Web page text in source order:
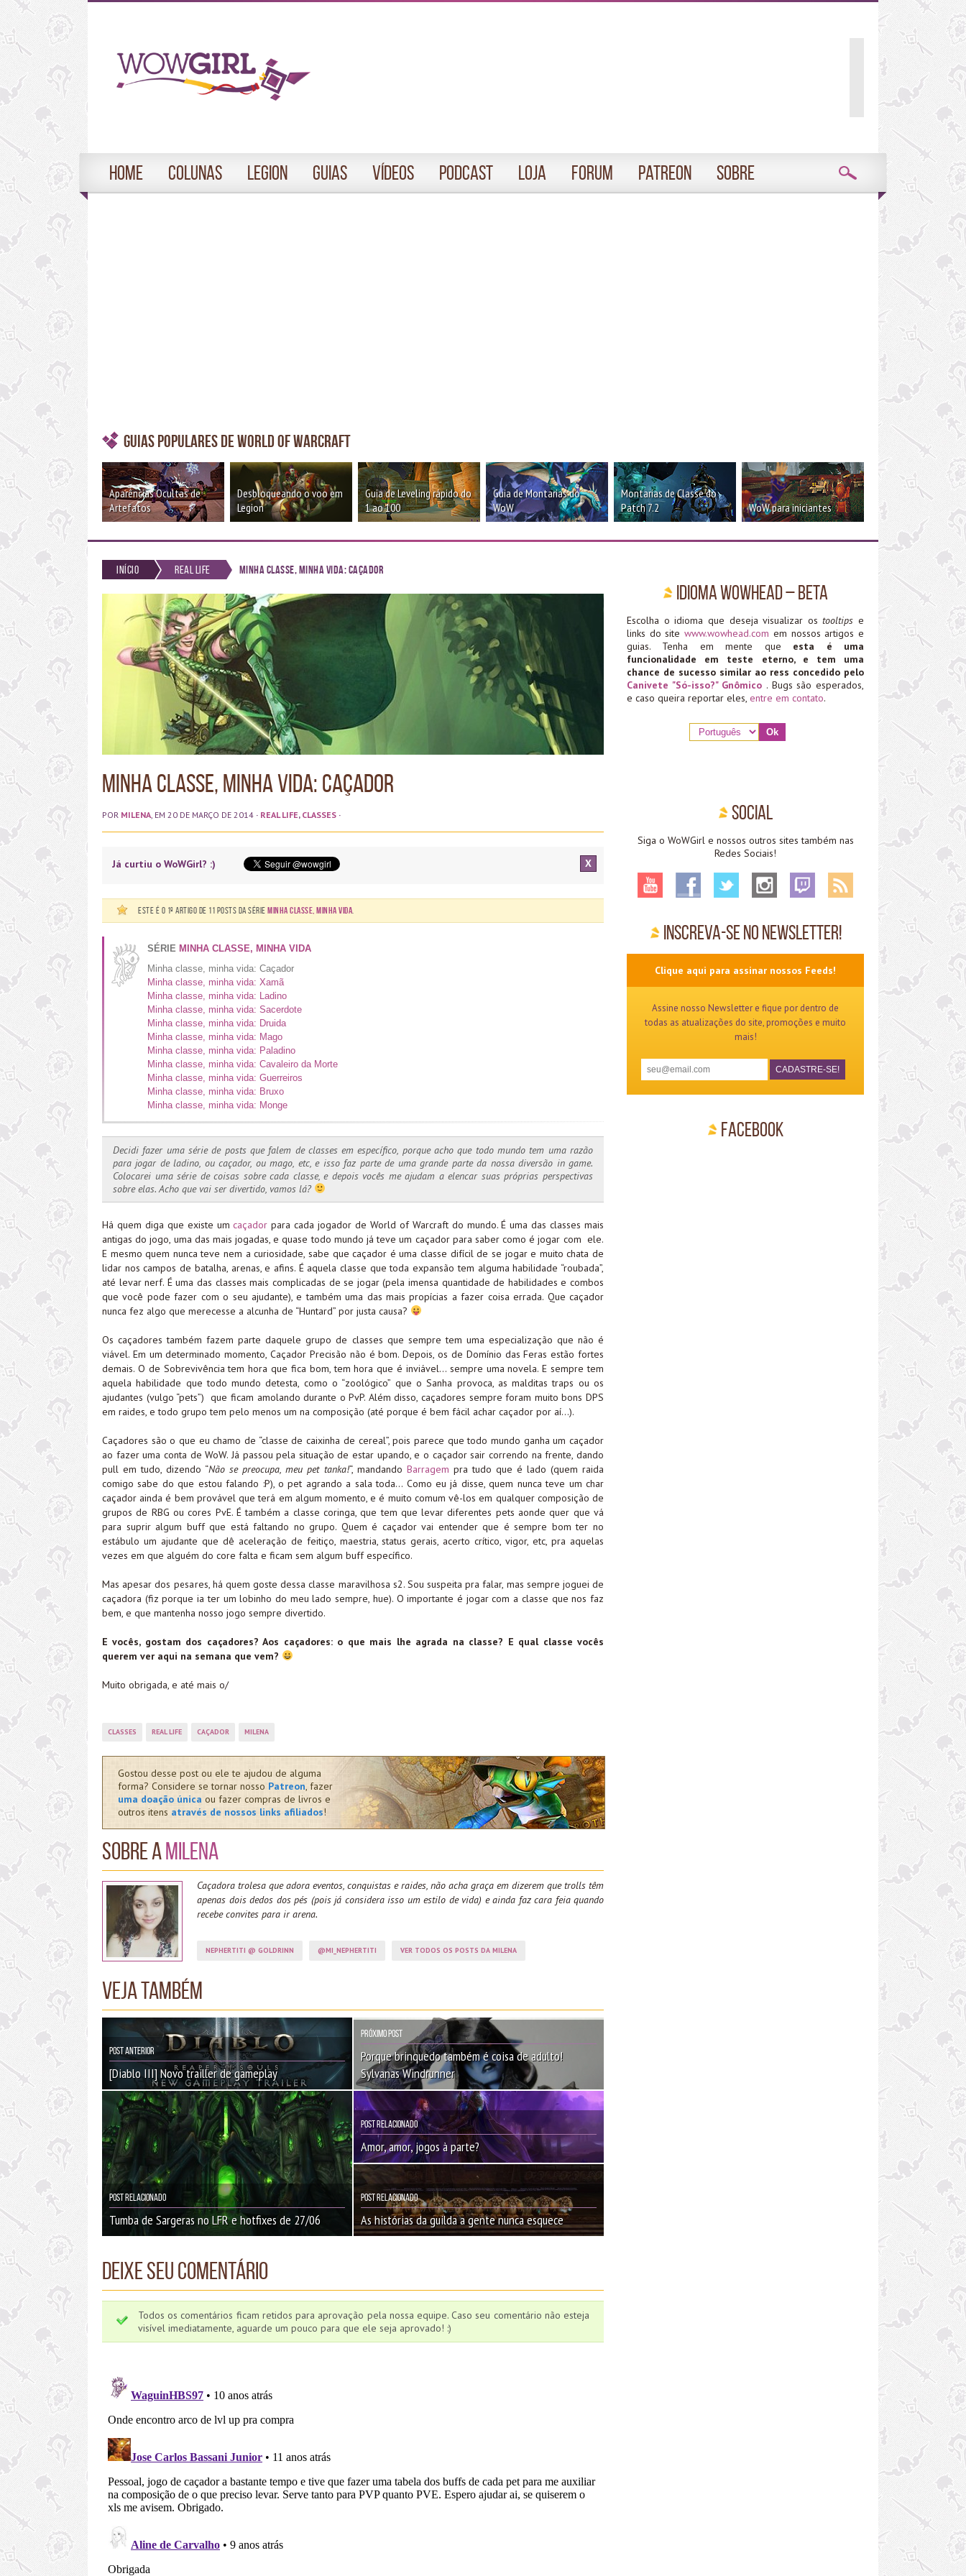
Home Colunas Legion Guias Vídeos Podcast Loja Forum Patreon Sobre
Guias Populares de World of Warcraft
Aparências Ocultas de
Artefatos
Desbloqueando o voo em
Legion
Guia de Leveling rápido do
1 ao 100
Guia de Montarias do
WoW
Montarias de Classe do
Patch 7.2
WoW para iniciantes
Início Real Life Minha classe, minha vida: Caçador
Minha classe, minha vida: Caçador
POR MILENA, EM 20 DE MARÇO DE 2014 · REAL LIFE, CLASSES ·
Já curtiu o WoWGirl? :) X
Este é o 1º artigo de 11 posts da série Minha Classe, Minha Vida.
SÉRIE MINHA CLASSE, MINHA VIDA
Minha classe, minha vida: Caçador
Minha classe, minha vida: Xamã
Minha classe, minha vida: Ladino
Minha classe, minha vida: Sacerdote
Minha classe, minha vida: Druida
Minha classe, minha vida: Mago
Minha classe, minha vida: Paladino
Minha classe, minha vida: Cavaleiro da Morte
Minha classe, minha vida: Guerreiros
Minha classe, minha vida: Bruxo
Minha classe, minha vida: Monge
Decidi fazer uma série de posts que falem de classes em específico, porque acho que todo mundo tem uma razão
para jogar de ladino, ou caçador, ou mago, etc, e isso faz parte de uma grande parte da nossa diversão in game.
Colocarei uma série de coisas sobre cada classe, e depois vocês me ajudam a elencar suas próprias perspectivas
sobre elas. Acho que vai ser divertido, vamos lá?
Há quem diga que existe umcaçador para cada jogador de World of Warcraft do mundo. É uma das classes mais
antigas do jogo, uma das mais jogadas, e quase todo mundo já teve um caçador para saber como é jogar com ele.
E mesmo quem nunca teve nem a curiosidade, sabe que caçador é uma classe difícil de se jogar e muito chata de
lidar nos campos de batalha, arenas, e afins. É aquela classe que toda expansão tem alguma habilidade “roubada”,
até levar nerf. É uma das classes mais complicadas de se jogar (pela imensa quantidade de habilidades e combos
que você pode fazer com o seu ajudante), e também uma das mais propícias a fazer coisa errada. Que caçador
nunca fez algo que merecesse a alcunha de “Huntard” por justa causa?
Os caçadores também fazem parte daquele grupo de classes que sempre tem uma especialização que não é
viável. Em um determinado momento, Caçador Precisão não é bom. Depois, os de Domínio das Feras estão fortes
demais. O de Sobrevivência tem hora que fica bom, tem hora que é inviável… sempre uma novela. E sempre tem
aquela habilidade que todo mundo detesta, como o “zoológico” que o Sanha provoca, as malditas traps ou os
ajudantes (vulgo “pets”) que ficam amolando durante o PvP. Além disso, caçadores sempre foram muito bons DPS
em raides, e todo grupo tem pelo menos um na composição (até porque é bem fácil achar caçador por aí…).
Caçadores são o que eu chamo de “classe de caixinha de cereal”, pois parece que todo mundo ganha um caçador
ao fazer uma conta de WoW. Já passou pela situação de estar upando, e o caçador sair correndo na frente, dando
pull em tudo, dizendo “Não se preocupa, meu pet tanka!“, mandando Barragem pra tudo que é lado (quem raida
comigo sabe do que estou falando :P), o pet agrando a sala toda… Como eu já disse, quem nunca teve um char
caçador ainda é bem provável que terá em algum momento, e é muito comum vê-los em qualquer composição de
grupos de RBG ou cores PvE. É também a classe coringa, que tem que levar diferentes pets aonde quer que vá
para suprir algum buff que está faltando no grupo. Quem é caçador vai entender que é sempre bom ter no
estábulo um ajudante que dê aceleração de feitiço, maestria, status gerais, acerto crítico, vigor, etc, pra aquelas
vezes em que alguém do core falta e ficam sem algum buff específico.
Mas apesar dos pesares, há quem goste dessa classe maravilhosa s2. Sou suspeita pra falar, mas sempre joguei de
caçadora (fiz porque ia ter um lobinho do meu lado sempre, hue). O importante é jogar com a classe que nos faz
bem, e que mantenha nosso jogo sempre divertido.
E vocês, gostam dos caçadores? Aos caçadores: o que mais lhe agrada na classe? E qual classe vocês
querem ver aqui na semana que vem?
Muito obrigada, e até mais o/
CLASSES REAL LIFE CAÇADOR MILENA
Gostou desse post ou ele te ajudou de alguma
forma? Considere se tornar nosso Patreon, fazer
uma doação única ou fazer compras de livros e
outros itens através de nossos links afiliados!
Sobre aMilena
Caçadora trolesa que adora eventos, conquistas e raides, não acha graça em dizerem que trolls têm
apenas dois dedos dos pés (pois já considera isso um estilo de vida) e ainda faz cara feia quando
recebe convites para ir arena.
NEPHERTITI @ GOLDRINN @MI_NEPHERTITI VER TODOS OS POSTS DA MILENA
Veja também
Post Anterior
[Diablo III] Novo trailler de gameplay
Próximo Post
Porque brinquedo também é coisa de adulto!
Sylvanas Windrunner
Post Relacionado
Tumba de Sargeras no LFR e hotfixes de 27/06
Post Relacionado
Amor, amor, jogos à parte?
Post Relacionado
As histórias da guilda a gente nunca esquece
Deixe seu comentário
Todos os comentários ficam retidos para aprovação pela nossa equipe. Caso seu comentário não esteja
visível imediatamente, aguarde um pouco para que ele seja aprovado! :)
Idioma WoWHead – Beta
Escolha o idioma que deseja visualizar ostooltips e
links do sitewww.wowhead.com em nossos artigos e
guias. Tenha em mente que esta é uma
funcionalidade em teste eterno, e tem uma
chance de sucesso similar ao ress concedido pelo
Canivete "Só-isso?" Gnômico . Bugs são esperados,
e caso queira reportar eles, entre em contato.
Social
Siga o WoWGirl e nossos outros sites também nas
Redes Sociais!
Inscreva-se no Newsletter!
Clique aqui para assinar nossos Feeds!
Assine nosso Newsletter e fique por dentro de
todas as atualizações do site, promoções e muito
mais!
Facebook